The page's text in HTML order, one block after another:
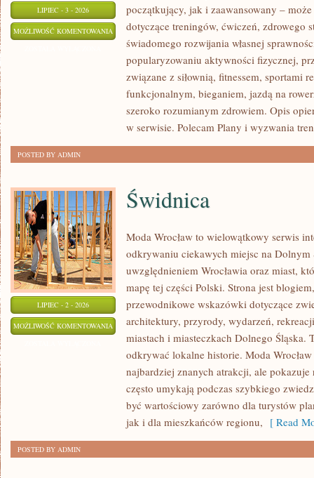
LIPIEC - 3 - 2026
MOŻLIWOŚĆ KOMENTOWANIA LIFESTYLE
INSPIRACJE
początkujący, jak i zaawansowany –
dotyczące treningów, ćwiczeń, zdrowego
świadomego rozwijania własnej
popularyzowaniu aktywności fizycznej,
związane z siłownią, fitnessem, sportami
funkcjonalnym, bieganiem, jazdą na
szeroko rozumianym zdrowiem. Opis
w serwisie. Polecam Plany i wyzwania
POSTED BY ADMIN
LIPIEC - 2 - 2026
MOŻLIWOŚĆ KOMENTOWANIA ŚWIDNICA
Świdnica
Moda Wrocław to wielowątkowy serwis
odkrywaniu ciekawych miejsc na Dolnym
uwzględnieniem Wrocławia oraz miast,
mapę tej części Polski. Strona jest
przewodnikowe wskazówki dotyczące
architektury, przyrody, wydarzeń,
miastach i miasteczkach Dolnego Śląska.
odkrywać lokalne historie. Moda
najbardziej znanych atrakcji, ale
często umykają podczas szybkiego
być wartościowy zarówno dla turystów
jak i dla mieszkańców regionu, [ Read
POSTED BY ADMIN